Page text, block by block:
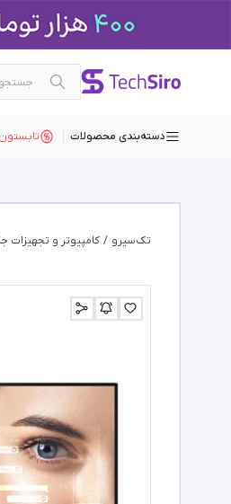
دسته‌بندی محصولات
تک‌سیرو / کامپیوتر و تجهیزات